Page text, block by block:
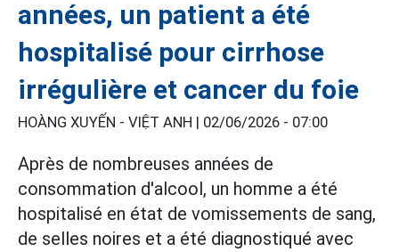
années, un patient a été
hospitalisé pour cirrhose
irrégulière et cancer du foie
HOÀNG XUYẾN - VIỆT ANH | 02/06/2026 - 07:00
Après de nombreuses années de
consommation d'alcool, un homme a été
hospitalisé en état de vomissements de sang,
de selles noires et a été diagnostiqué avec